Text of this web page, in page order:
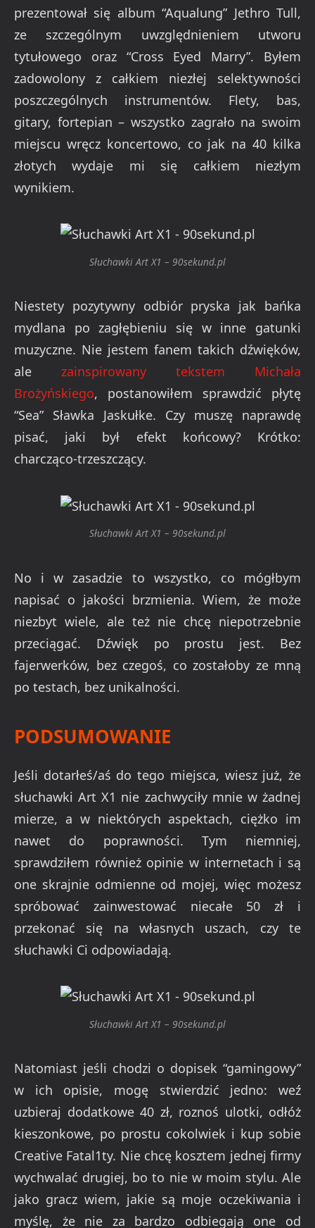
prezentował się album “Aqualung” Jethro Tull,
ze szczególnym uwzględnieniem utworu
tytułowego oraz “Cross Eyed Marry”. Byłem
zadowolony z całkiem niezłej selektywności
poszczególnych instrumentów. Flety, bas,
gitary, fortepian – wszystko zagrało na swoim
miejscu wręcz koncertowo, co jak na 40 kilka
złotych wydaje mi się całkiem niezłym
wynikiem.
Słuchawki Art X1 – 90sekund.pl
Niestety pozytywny odbiór pryska jak bańka
mydlana po zagłębieniu się w inne gatunki
muzyczne. Nie jestem fanem takich dźwięków,
ale zainspirowany tekstem Michała
Brożyńskiego, postanowiłem sprawdzić płytę
“Sea” Sławka Jaskułke. Czy muszę naprawdę
pisać, jaki był efekt końcowy? Krótko:
charcząco-trzeszczący.
Słuchawki Art X1 – 90sekund.pl
No i w zasadzie to wszystko, co mógłbym
napisać o jakości brzmienia. Wiem, że może
niezbyt wiele, ale też nie chcę niepotrzebnie
przeciągać. Dźwięk po prostu jest. Bez
fajerwerków, bez czegoś, co zostałoby ze mną
po testach, bez unikalności.
PODSUMOWANIE
Jeśli dotarłeś/aś do tego miejsca, wiesz już, że
słuchawki Art X1 nie zachwyciły mnie w żadnej
mierze, a w niektórych aspektach, ciężko im
nawet do poprawności. Tym niemniej,
sprawdziłem również opinie w internetach i są
one skrajnie odmienne od mojej, więc możesz
spróbować zainwestować niecałe 50 zł i
przekonać się na własnych uszach, czy te
słuchawki Ci odpowiadają.
Słuchawki Art X1 – 90sekund.pl
Natomiast jeśli chodzi o dopisek “gamingowy”
w ich opisie, mogę stwierdzić jedno: weź
uzbieraj dodatkowe 40 zł, roznoś ulotki, odłóż
kieszonkowe, po prostu cokolwiek i kup sobie
Creative Fatal1ty. Nie chcę kosztem jednej firmy
wychwalać drugiej, bo to nie w moim stylu. Ale
jako gracz wiem, jakie są moje oczekiwania i
myślę, że nie za bardzo odbiegają one od